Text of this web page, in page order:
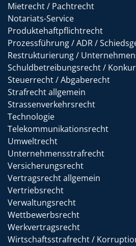
Mietrecht / Pachtrecht
Notariats-Service
Produktehaftpflichtrecht
Prozessführung / ADR /
Restrukturierung /
Schuldbetreibungsrecht /
Steuerrecht / Abgaberecht
Strafrecht allgemein
Strassenverkehrsrecht
Technologie
Telekommunikationsrecht
Umweltrecht
Unternehmensstrafrecht
Versicherungsrecht
Vertragsrecht allgemein
Vertriebsrecht
Verwaltungsrecht
Wettbewerbsrecht
Werkvertragsrecht
Wirtschaftsstrafrecht /